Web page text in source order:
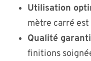
Utilisation
mètre carré
Qualité
finitions